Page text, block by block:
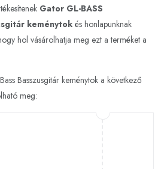
Gator GL-BASS
keménytok és honlapunknak
hol vásárolhatja meg ezt a terméket a
Basszusgitár keménytok a következő
meg: